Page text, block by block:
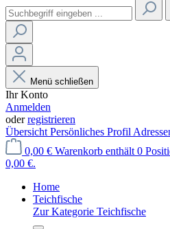
Menü schließen
Ihr Konto
Anmelden
oderregistrieren
Übersicht Persönliches Profil
0,00 € Warenkorb enthält 0
0,00 €.
Home
Teichfische
Zur Kategorie Teichfische